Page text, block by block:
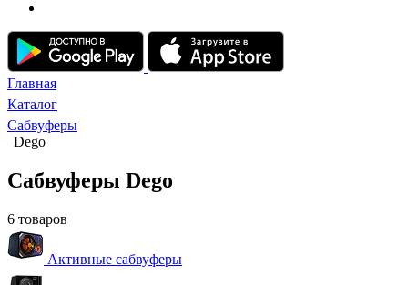
Главная
Каталог
Сабвуферы
Dego
Сабвуферы Dego
6 товаров
Активные сабвуферы